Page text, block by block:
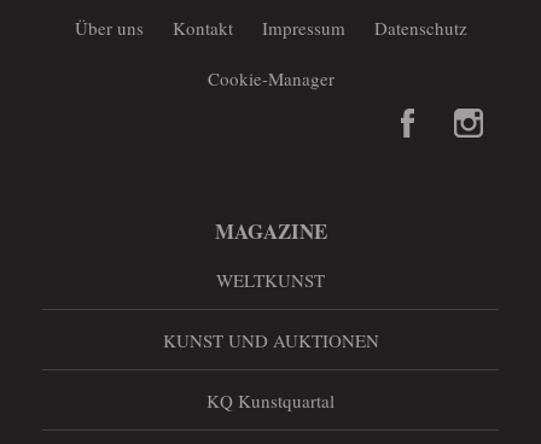
Über uns Kontakt Impressum Datenschutz
Cookie-Manager
MAGAZINE
WELTKUNST
KUNST UND AUKTIONEN
KQ Kunstquartal